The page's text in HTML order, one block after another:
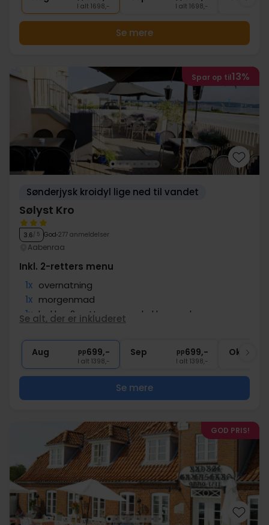
I alt 1698,- I alt 1698,-
Se mere
Spar op til13%
Sønderjysk kroidyl lige ned til vandet
Sølyst Kro
3.6/ 5 God 277 anmeldelser
Aabenraa
Inkl. 2-retters menu
1x overnatning
1x morgenmad
1x lækker 2-retters menu kokkens valg
∞ Gratis internet og parkering
Se alt, der er inkluderet
Aug pp699,-
I alt 1398,-
Sep pp699,-
I alt 1398,-
Okt
Se mere
GOD PRIS!